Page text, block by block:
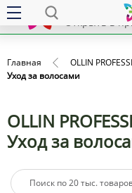
x
Открыть в
Главная OLLIN
Уход за волосами
OLLIN
Уход за